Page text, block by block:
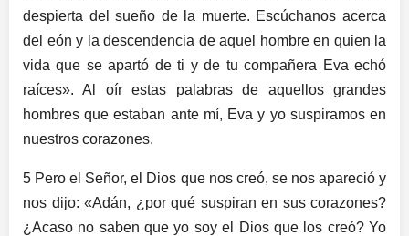
despierta del sueño de la muerte. Escúchanos acerca
del eón y la descendencia de aquel hombre en quien la
vida que se apartó de ti y de tu compañera Eva echó
raíces». Al oír estas palabras de aquellos grandes
hombres que estaban ante mí, Eva y yo suspiramos en
nuestros corazones.
5 Pero el Señor, el Dios que nos creó, se nos apareció y
nos dijo: «Adán, ¿por qué suspiran en sus corazones?
¿Acaso no saben que yo soy el Dios que los creó? Yo